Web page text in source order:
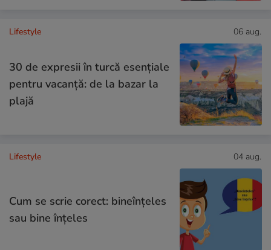
Lifestyle 06 aug.
30 de expresii în turcă esențiale
pentru vacanță: de la bazar la
plajă
Lifestyle 04 aug.
Cum se scrie corect: bineînțeles
sau bine înțeles